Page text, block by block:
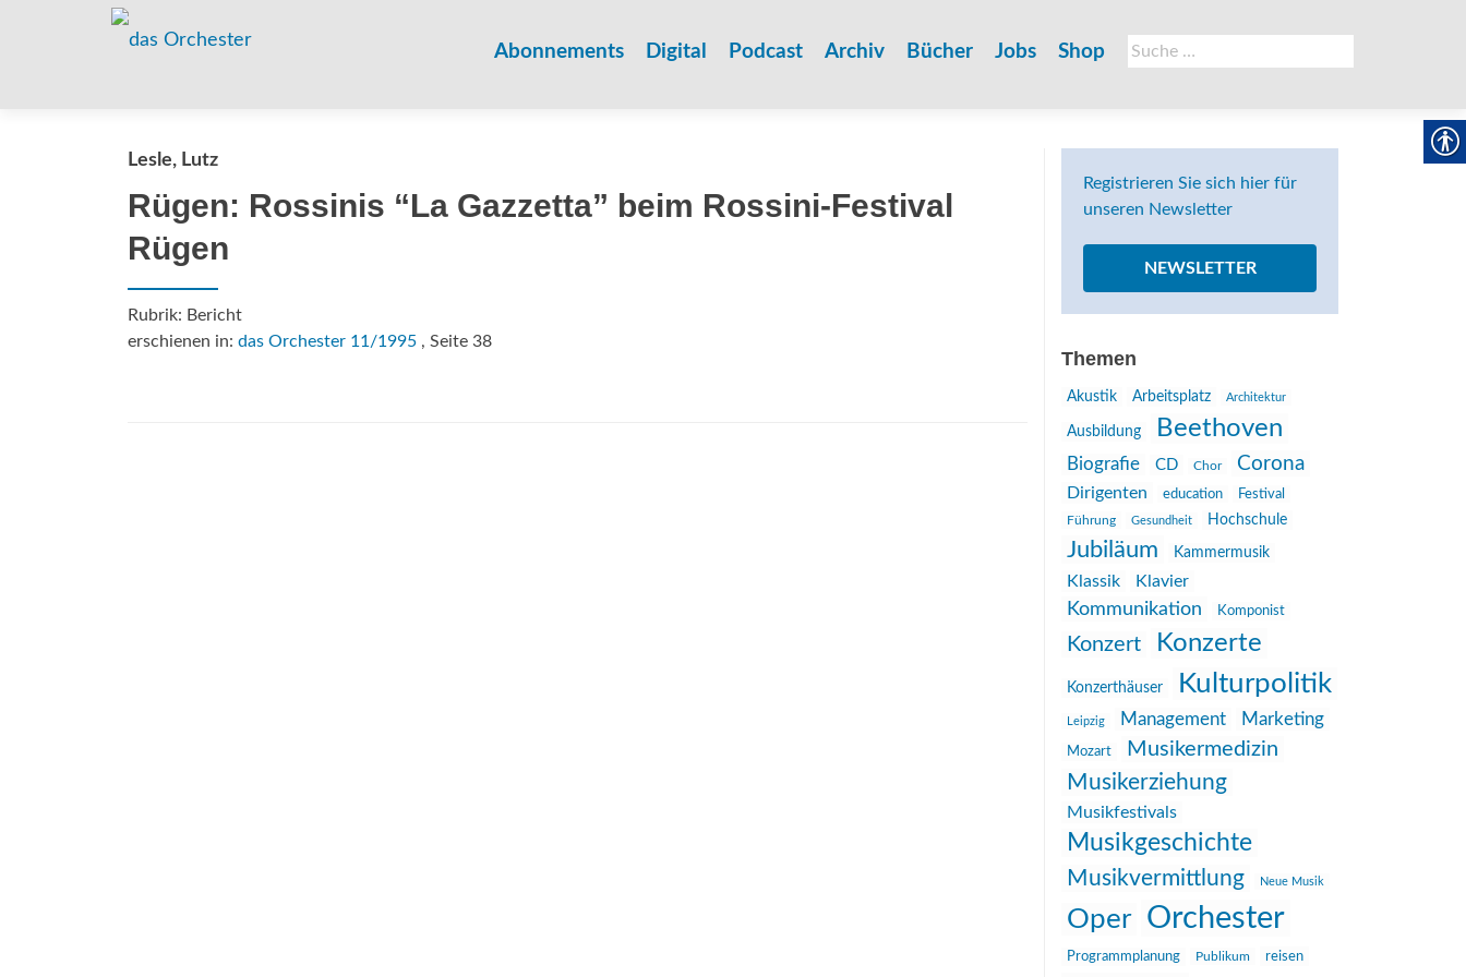
Suche
nach:
Abonnements Digital Podcast Archiv Bücher Jobs Shop
Lesle, Lutz
Rügen: Rossinis “La Gazzetta” beim Rossini-Festival
Rügen
Rubrik: Bericht
erschienen in: das Orchester 11/1995 , Seite 38
Registrieren Sie sich hier für
unseren Newsletter
NEWSLETTER
Themen
Akustik Arbeitsplatz Architektur
Ausbildung Beethoven
Biografie CD Chor Corona
Dirigenten education
Festival
Führung
Gesundheit Hochschule
Jubiläum Kammermusik
Klassik Klavier
Kommunikation Komponist
Konzert Konzerte
Konzerthäuser Kulturpolitik
Leipzig Management Marketing
Mozart Musikermedizin
Musikerziehung
Musikfestivals
Musikgeschichte
Musikvermittlung Neue Musik
Oper Orchester
Programmplanung Publikum reisen